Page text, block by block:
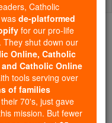
...
of the Rosary
1
Catholic
de-platformed
for our pro-life
They shut down our
Online, Catholic
Catholic Online
tools serving over
of families
70's, just gave
mission. But fewer